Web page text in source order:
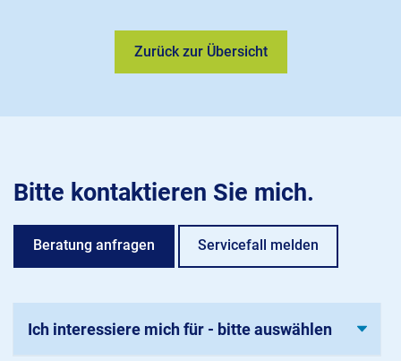
Zurück zur Übersicht
Bitte kontaktieren Sie mich.
Beratung anfragen Servicefall melden